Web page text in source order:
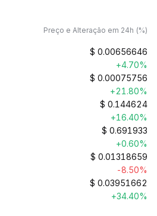
Preço e Alteração em 24h (%)
$ 0.00656646
+4.70%
$ 0.00075756
+21.80%
$ 0.144624
+16.40%
$ 0.691933
+0.60%
$ 0.01318659
-8.50%
$ 0.03951662
+34.40%